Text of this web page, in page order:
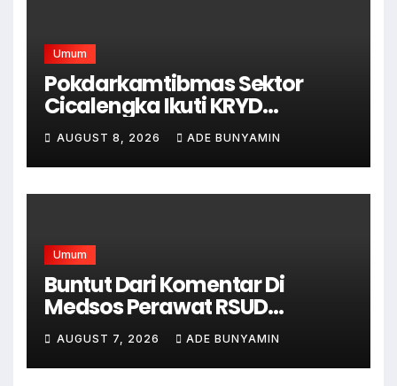
Umum
Pokdarkamtibmas Sektor
Cicalengka Ikuti KRYD
Gabungan Bersama TNI-Polri,
Satpol PP dan Linmas, Demi
Terciptanya Keamana Dan
Ketertiban
AUGUST 8, 2026 ADE BUNYAMIN
Umum
Buntut Dari Komentar Di
Medsos Perawat RSUD
Cicalengka Di Non Aktifkan
AUGUST 7, 2026 ADE BUNYAMIN